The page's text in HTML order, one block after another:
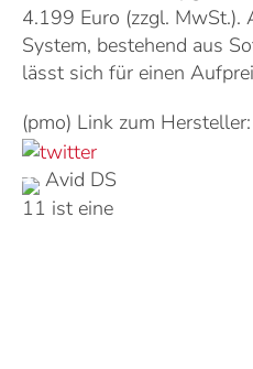
4.199 Euro (zzgl.
System, bestehend aus
lässt sich für einen
(pmo) Link zum Hersteller:
Avid DS
11 ist eine